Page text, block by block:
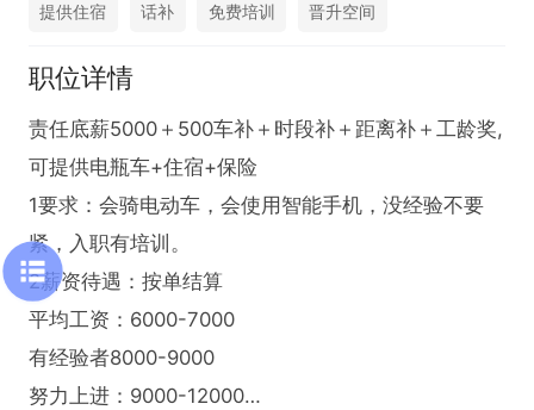
提供住宿 话补 免费培训 晋升空间
职位详情
责任底薪5000＋500车补＋时段补＋距离补＋工龄奖,
可提供电瓶车+住宿+保险
1要求：会骑电动车，会使用智能手机，没经验不要
紧，入职有培训。
2薪资待遇：按单结算
平均工资：6000-7000
有经验者8000-9000
努力上进：9000-12000